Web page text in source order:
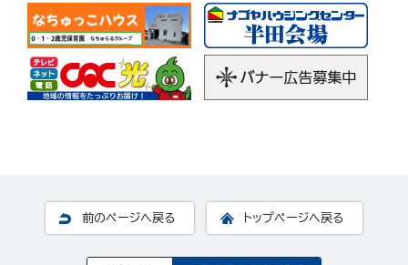
前のページへ戻る トップページへ戻る